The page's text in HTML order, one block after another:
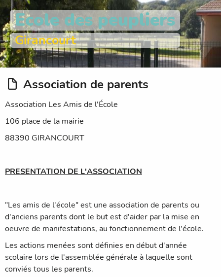
Ecole des peupliers
Girancourt
Association de parents
Association Les Amis de l'École
106 place de la mairie
88390 GIRANCOURT
PRESENTATION DE L'ASSOCIATION
"Les amis de l'école" est une association de parents ou
d'anciens parents dont le but est d'aider par la mise en
oeuvre de manifestations, au fonctionnement de l'école.
Les actions menées sont définies en début d'année
scolaire lors de l'assemblée générale à laquelle sont
conviés tous les parents.